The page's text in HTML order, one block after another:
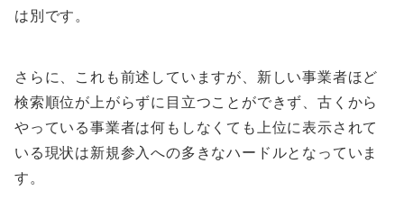
は別です。
さらに、これも前述していますが、新しい事業者ほど
検索順位が上がらずに目立つことができず、古くから
やっている事業者は何もしなくても上位に表示されて
いる現状は新規参入への多きなハードルとなっていま
す。